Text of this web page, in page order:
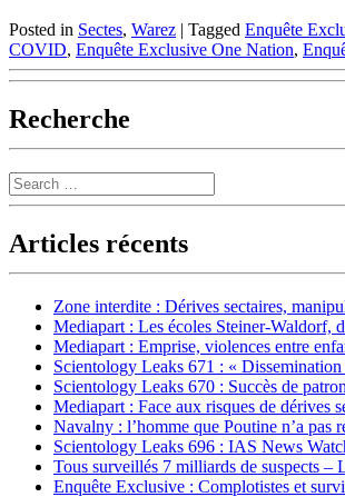
Posted in Sectes, Warez | Tagged Enquête
COVID, Enquête Exclusive One Nation,
Recherche
Search
Articles récents
Zone interdite : Dérives sectaires,
Mediapart : Les écoles Steiner-Waldorf,
Mediapart : Emprise, violences entre
Scientology Leaks 671 : «
Scientology Leaks 670 : Succès de
Mediapart : Face aux risques de dérives
Navalny : l’homme que Poutine n’a pas
Scientology Leaks 696 : IAS News
Tous surveillés 7 milliards de suspects –
Enquête Exclusive : Complotistes et